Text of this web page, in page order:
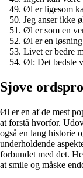
Øl er ligesom
Jeg anser ikke
Øl er som en
Øl er en
Livet er bedre
Øl: Det bedste
Sjove
Øl er en af de mest
at forstå hvorfor.
også en lang historie
underholdende
forbundet med det.
at smile og måske